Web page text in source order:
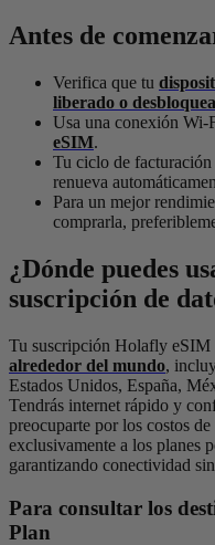
Antes de
Verifica que tu
liberado o
Usa una conexión Wi-
eSIM.
Tu ciclo de
renueva
Para un mejor
comprarla,
¿Dónde puedes
suscripción de
Tu suscripción Holafly eSIM
alrededor del mundo,
Estados Unidos, España,
Tendrás internet rápido y
preocuparte por los costos
exclusivamente a los planes
garantizando conectividad
Para consultar los
Plan